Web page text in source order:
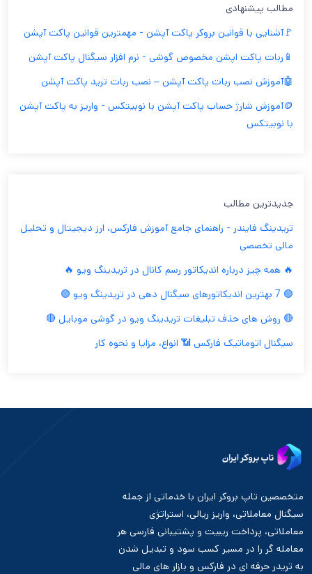
مطالب پیشنهادی
🚩آشنایی با قوانین بروکر پاکت آپشن - مهمترین قوانین پاکت آپشن
📱ربات پاکت اپشن مخصوص گوشی - نرم افزار سیگنال پاکت آپشن
🤖آموزش نصب ربات پاکت آپشن – نصب ربات ترید پاکت آپشن
🪙آموزش شارژ حساب پاکت آپشن با نوبیتکس - واریز به پاکت آپشن
با نوبیتکس
جدیدترین مطالب
تریدینگ فایندر - راهنمای جامع آموزش فارکس، ارز دیجیتال و تحلیل
مالی تخصصی
🔥 همه چیز درباره اندیکاتور رسم کانال در تریدینگ ویو 🔥
🟢 7 بهترین اندیکاتورهای سیگنال دهی در تریدینگ ویو 🟢
🔴 روش های حذف تبلیغات تریدینگ ویو در گوشی موبایل 🔴
سیگنال اتوماتیک فارکس 📶 انواع، مزایا و نحوه کار
متخصصین تاپ بروکر ایران با خدماتی از جمله
سیگنال معاملاتی، واریز ریالی، استراتژی
معاملاتی، پرداخت ریبیت و پشتیبانی فارسی هر
معامله گر را در مسیر کسب سود و تبدیل شدن
به تریدر حرفه ای در فارکس و بازار های مالی